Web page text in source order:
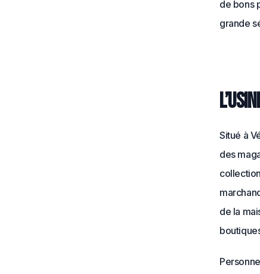
de bons
grande
Situé à
des
de la